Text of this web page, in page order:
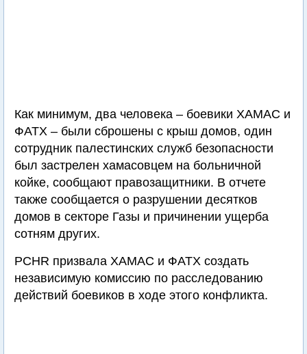
Как минимум, два человека – боевики ХАМАС и
ФАТХ – были сброшены с крыш домов, один
сотрудник палестинских служб безопасности
был застрелен хамасовцем на больничной
койке, сообщают правозащитники. В отчете
также сообщается о разрушении десятков
домов в секторе Газы и причинении ущерба
сотням других.
PCHR призвала ХАМАС и ФАТХ создать
независимую комиссию по расследованию
действий боевиков в ходе этого конфликта.